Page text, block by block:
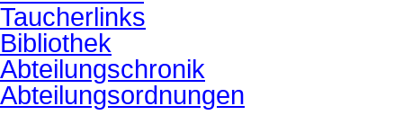
Taucherlinks
Bibliothek
Abteilungschronik
Abteilungsordnungen